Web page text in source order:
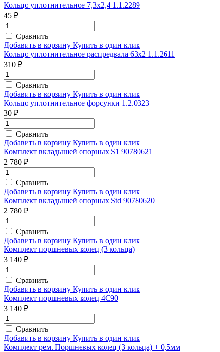
Кольцо уплотнительное 7,3х2,4 1.1.2289
45 ₽
Сравнить
Добавить в корзину Купить в один клик
Кольцо уплотнительное распредвала 63х2 1.1.2611
310 ₽
Сравнить
Добавить в корзину Купить в один клик
Кольцо уплотнительное форсунки 1.2.0323
30 ₽
Сравнить
Добавить в корзину Купить в один клик
Комплект вкладышей опорных S1 90780621
2 780 ₽
Сравнить
Добавить в корзину Купить в один клик
Комплект вкладышей опорных Std 90780620
2 780 ₽
Сравнить
Добавить в корзину Купить в один клик
Комплект поршневых колец (3 кольца)
3 140 ₽
Сравнить
Добавить в корзину Купить в один клик
Комплект поршневых колец 4С90
3 140 ₽
Сравнить
Добавить в корзину Купить в один клик
Комплект рем. Поршневых колец (3 кольца) + 0,5мм